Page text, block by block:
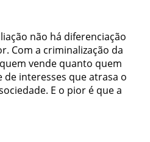
não há diferenciação
Com a criminalização da
vende quanto quem
interesses que atrasa o
E o pior é que a